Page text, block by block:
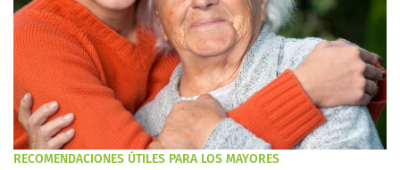
RECOMENDACIONES ÚTILES PARA LOS MAYORES